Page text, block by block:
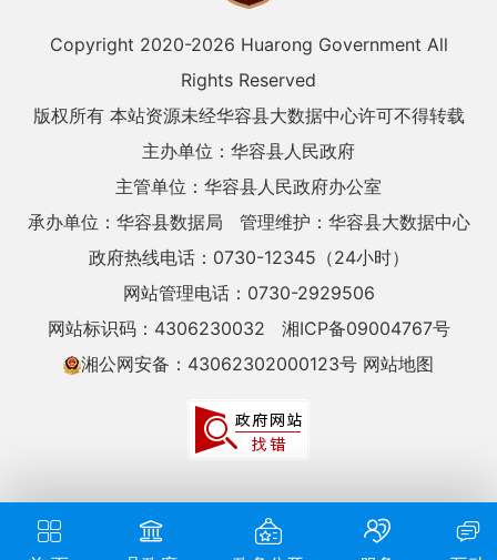
Copyright 2020-2026 Huarong Government All
Rights Reserved
版权所有 本站资源未经华容县大数据中心许可不得转载
主办单位：华容县人民政府
主管单位：华容县人民政府办公室
承办单位：华容县数据局
管理维护：华容县大数据中心
政府热线电话：0730-12345（24小时）
网站管理电话：0730-2929506
网站标识码：4306230032
湘ICP备09004767号
湘公网安备：43062302000123号 网站地图